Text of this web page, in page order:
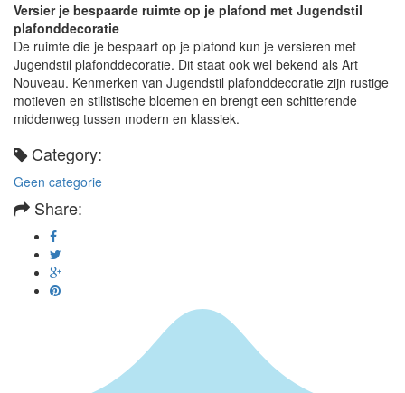
Versier je bespaarde ruimte op je plafond met Jugendstil
plafonddecoratie
De ruimte die je bespaart op je plafond kun je versieren met
Jugendstil plafonddecoratie. Dit staat ook wel bekend als Art
Nouveau. Kenmerken van Jugendstil plafonddecoratie zijn rustige
motieven en stilistische bloemen en brengt een schitterende
middenweg tussen modern en klassiek.
Category:
Geen categorie
Share: